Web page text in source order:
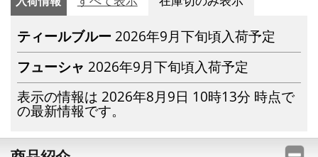
ティールブルー 2026年9月下旬頃入荷予定
フューシャ 2026年9月下旬頃入荷予定
表示の情報は 2026年8月9日 10時13分 時点で
の最新情報です。